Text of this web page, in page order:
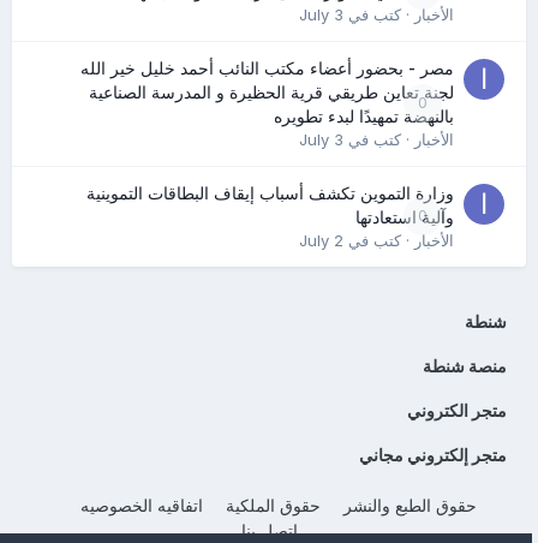
الأخبار· كتب في July 3
0
مصر - بحضور أعضاء مكتب النائب أحمد خليل خير الله
لجنة تعاين طريقي قرية الحظيرة و المدرسة الصناعية
بالنهضة تمهيدًا لبدء تطويره
الأخبار· كتب في July 3
0
وزارة التموين تكشف أسباب إيقاف البطاقات التموينية
وآلية استعادتها
الأخبار· كتب في July 2
شنطة
منصة شنطة
متجر الكتروني
متجر إلكتروني مجاني
حقوق الطبع والنشر حقوق الملكية
اتفاقيه الخصوصيه
إتصل بنا